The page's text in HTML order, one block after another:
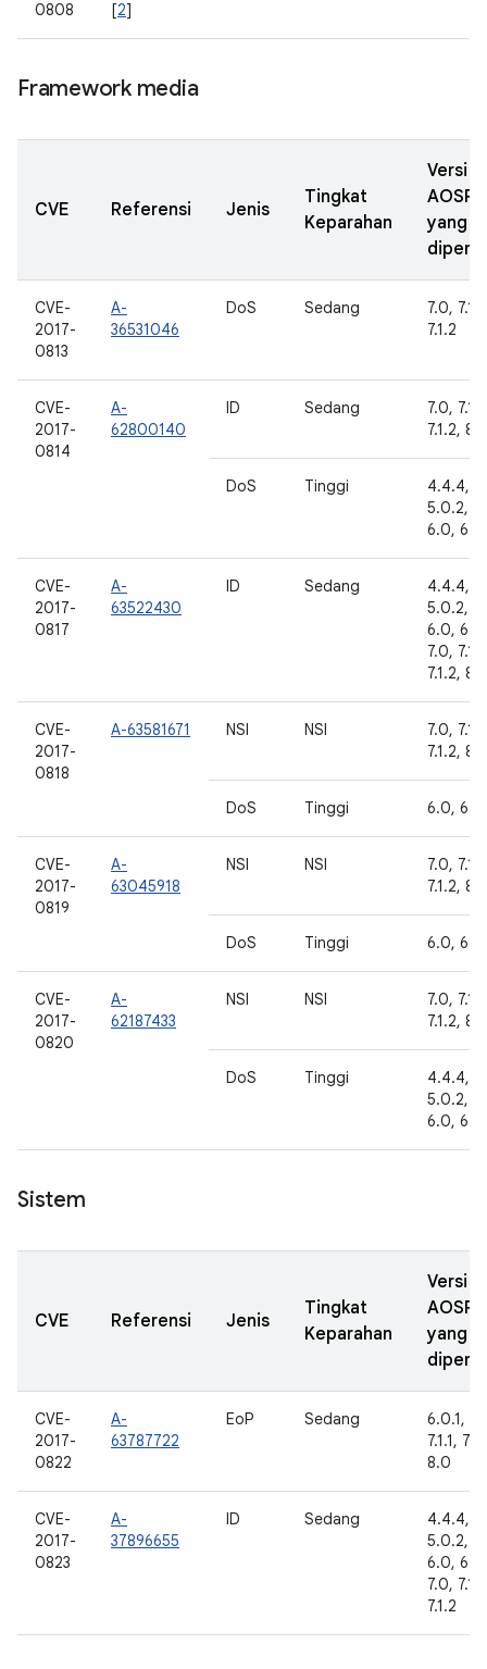
0808 [2]
Framework media
CVE Referensi Jenis
Tingkat
Keparahan
Versi
AOSP
yang
CVE-
2017-
0813
A-
36531046
DoS Sedang
7.0, 7.1.1,
7.1.2
CVE-
2017-
0814
A-
62800140
ID Sedang
7.0, 7.1.1,
7.1.2,
DoS Tinggi
4.4.4,
5.0.2,
6.0,
CVE-
2017-
0817
A-
63522430
ID Sedang
4.4.4,
5.0.2,
6.0,
7.0, 7.1.1,
7.1.2,
CVE-
2017-
0818
A-63581671 NSI NSI
7.0, 7.1.1,
7.1.2,
DoS Tinggi 6.0,
CVE-
2017-
0819
A-
63045918
NSI NSI
7.0, 7.1.1,
7.1.2,
DoS Tinggi 6.0,
CVE-
2017-
0820
A-
62187433
NSI NSI
7.0, 7.1.1,
7.1.2,
DoS Tinggi
4.4.4,
5.0.2,
6.0,
Sistem
CVE Referensi Jenis
Tingkat
Keparahan
Versi
AOSP
yang
CVE-
2017-
0822
A-
63787722
EoP Sedang
6.0.1,
7.1.1,
8.0
CVE-
2017-
0823
A-
37896655
ID Sedang
4.4.4,
5.0.2,
6.0,
7.0, 7.1.1,
7.1.2